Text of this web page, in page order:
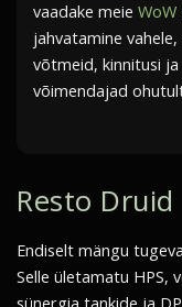
vaadake meie WoW
jahvatamine
võtmeid, kinnitusi
võimendajad
Resto Druid
Endiselt mängu
Selle ületamatu HPS,